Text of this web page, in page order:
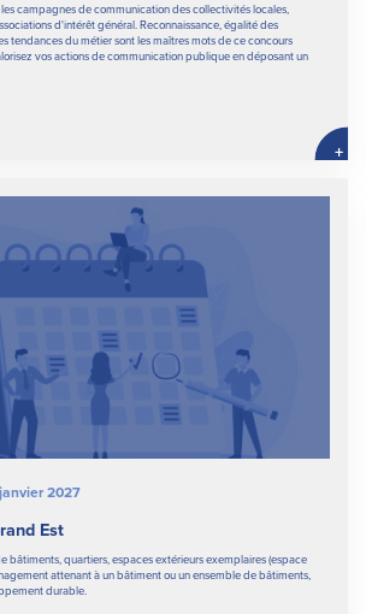
campagnes de communication des collectivités locales,
d'intérêt général. Reconnaissance, égalité des
tendances du métier sont les maîtres mots de ce concours
vos actions de communication publique en déposant un
+
2027
Est
bâtiments, quartiers, espaces extérieurs exemplaires (espace
attenant à un bâtiment ou un ensemble de bâtiments,
durable.